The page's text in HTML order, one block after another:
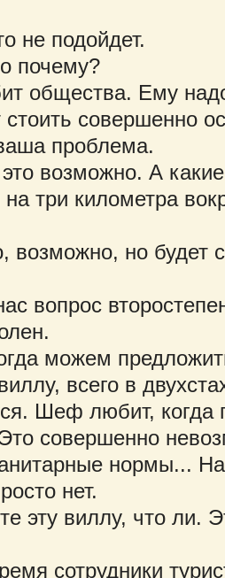
не подойдет.
почему?
общества. Ему
стоить совершенно
проблема.
возможно. А
три километра
возможно, но будет
вопрос
можем
всего в
Шеф любит, когда
совершенно
нормы...
нет.
эту виллу, что
сотрудники